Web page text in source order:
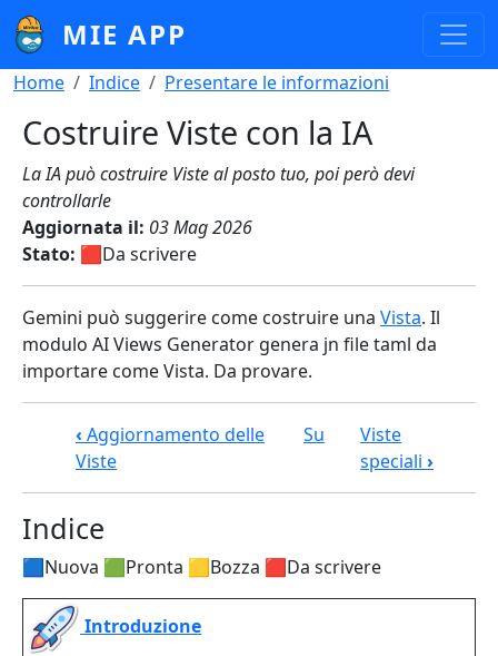
Salta al contenuto principale
MIE APP
Briciole di pane
Home Indice Presentare le informazioni
Indice
🟦Nuova 🟩Pronta 🟨Bozza 🟥Da scrivere
Introduzione
Costruire Viste con la IA
La IA può costruire Viste al posto tuo, poi però devi
controllarle
Aggiornata il: 03 Mag 2026
Stato: 🟥Da scrivere
Gemini può suggerire come costruire una Vista. Il
modulo AI Views Generator genera jn file taml da
importare come Vista. Da provare.
Link di attraversamento del book
‹ Aggiornamento delle
Viste
Su
Viste
speciali›